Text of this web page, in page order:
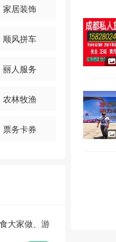
家居装饰
顺风拼车
丽人服务
农林牧渔
票务卡券
大家做、游